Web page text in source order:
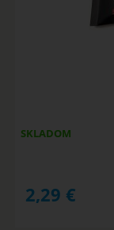
SKLADOM
2,29 €